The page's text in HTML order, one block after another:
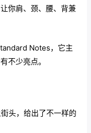
你肩、颈、腰、背兼
Notes，它主
不少亮点。
头，给出了不一样的